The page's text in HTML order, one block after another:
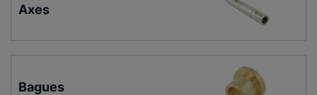
Axes
Bagues